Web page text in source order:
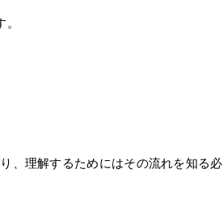
、理解するためにはその流れを知る必